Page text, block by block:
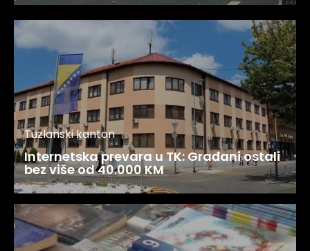
Tuzlanski kanton
Internetska prevara u TK: Građani ostali
bez više od 40.000 KM